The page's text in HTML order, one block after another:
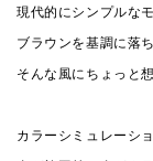
現代的にシンプルな
ブラウンを基調に落
そんな風にちょっと
カラーシミュレーシ